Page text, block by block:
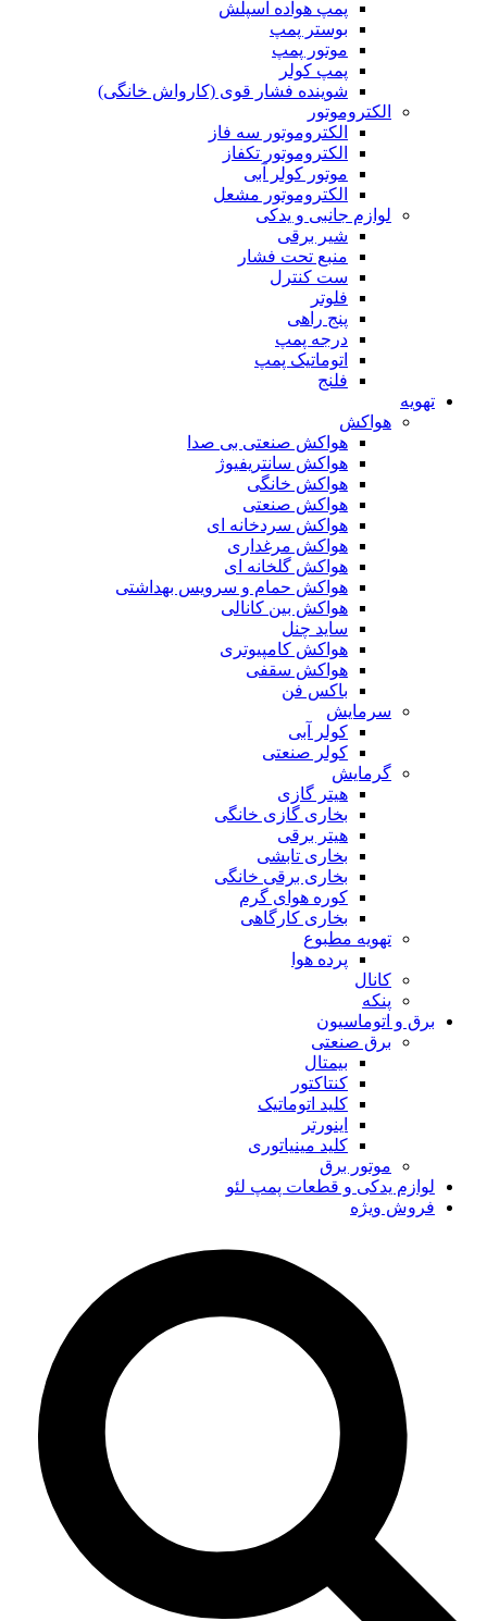
پمپ هواده اسپلش
بوستر پمپ
موتور پمپ
پمپ کولر
شوینده فشار قوی (کارواش خانگی)
الکتروموتور
الکتروموتور سه فاز
الکتروموتور تکفاز
موتور کولر آبی
الکتروموتور مشعل
لوازم جانبی و یدکی
شیر برقی
منبع تحت فشار
ست کنترل
فلوتر
پنج راهی
درجه پمپ
اتوماتیک پمپ
فلنج
تهویه
هواکش
هواکش صنعتی بی صدا
هواکش سانتریفیوژ
هواکش خانگی
هواکش صنعتی
هواکش سردخانه ای
هواکش مرغداری
هواکش گلخانه ای
هواکش حمام و سرویس بهداشتی
هواکش بین کانالی
ساید چنل
هواکش کامپیوتری
هواکش سقفی
باکس فن
سرمایش
کولر آبی
کولر صنعتی
گرمایش
هیتر گازی
بخاری گازی خانگی
هیتر برقی
بخاری تابشی
بخاری برقی خانگی
کوره هوای گرم
بخاری کارگاهی
تهویه مطبوع
پرده هوا
کانال
پنکه
برق و اتوماسیون
برق صنعتی
بیمتال
کنتاکتور
کلید اتوماتیک
اینورتر
کلید مینیاتوری
موتور برق
لوازم یدکی و قطعات پمپ لئو
فروش ویژه